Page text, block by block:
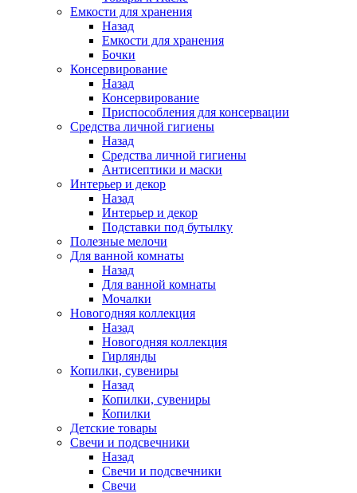
Емкости для хранения
Назад
Емкости для хранения
Бочки
Консервирование
Назад
Консервирование
Приспособления для консервации
Средства личной гигиены
Назад
Средства личной гигиены
Антисептики и маски
Интерьер и декор
Назад
Интерьер и декор
Подставки под бутылку
Полезные мелочи
Для ванной комнаты
Назад
Для ванной комнаты
Мочалки
Новогодняя коллекция
Назад
Новогодняя коллекция
Гирлянды
Копилки, сувениры
Назад
Копилки, сувениры
Копилки
Детские товары
Свечи и подсвечники
Назад
Свечи и подсвечники
Свечи